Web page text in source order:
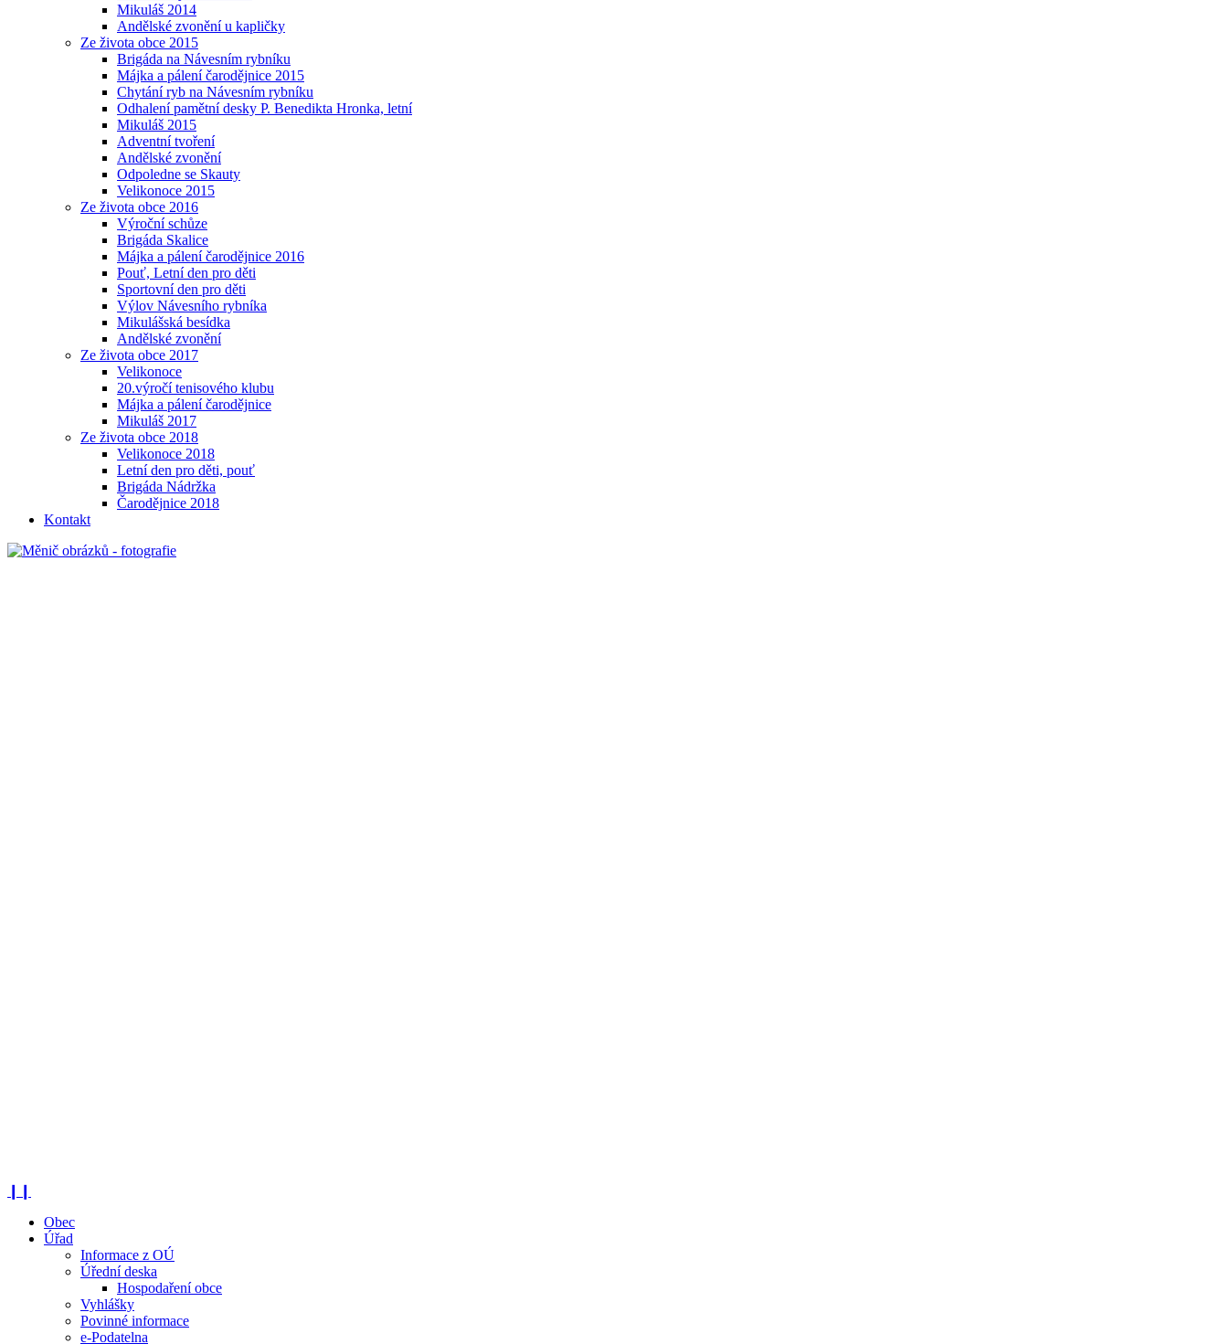
Mikuláš 2014
Andělské zvonění u kapličky
Ze života obce 2015
Brigáda na Návesním rybníku
Májka a pálení čarodějnice 2015
Chytání ryb na Návesním rybníku
Odhalení pamětní desky P. Benedikta Hronka, letní
Mikuláš 2015
Adventní tvoření
Andělské zvonění
Odpoledne se Skauty
Velikonoce 2015
Ze života obce 2016
Výroční schůze
Brigáda Skalice
Májka a pálení čarodějnice 2016
Pouť, Letní den pro děti
Sportovní den pro děti
Výlov Návesního rybníka
Mikulášská besídka
Andělské zvonění
Ze života obce 2017
Velikonoce
20.výročí tenisového klubu
Májka a pálení čarodějnice
Mikuláš 2017
Ze života obce 2018
Velikonoce 2018
Letní den pro děti, pouť
Brigáda Nádržka
Čarodějnice 2018
Kontakt
Obec
Úřad
Informace z OÚ
Úřední deska
Hospodaření obce
Vyhlášky
Povinné informace
e-Podatelna